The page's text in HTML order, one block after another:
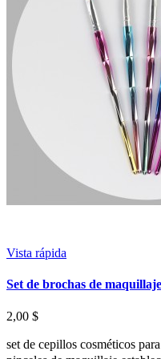
Vista rápida
Set de brochas de
2,00 $
set de cepillos cosméticos